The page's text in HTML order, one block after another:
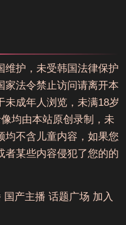
维护，未受韩国法律保护
家法令禁止访问请离开本
未成年人浏览，未满18岁
均由本站原创录制，未
均不含儿童内容，如果您
者某些内容侵犯了您的的
国产主播 话题广场 加入